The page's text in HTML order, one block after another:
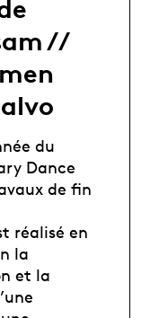
//
du
Dance
de fin
réalisé en
la
et la